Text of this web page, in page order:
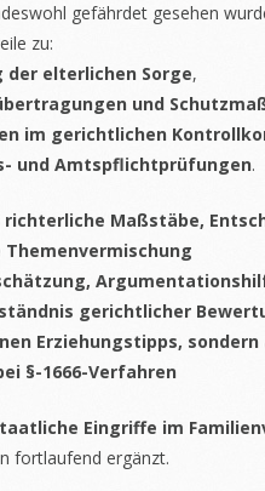
gefährdet gesehen
zu:
der elterlichen Sorge,
und
im gerichtlichen
und Amtspflichtprüfungen.
Maßstäbe,
gerichtlicher
Erziehungstipps,
§-1666-Verfahren
Eingriffe im
fortlaufend ergänzt.